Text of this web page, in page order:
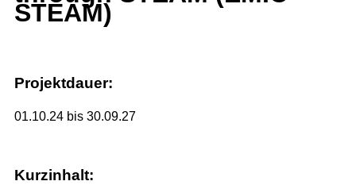
STEAM)
Projektdauer:
01.10.24 bis 30.09.27
Kurzinhalt: